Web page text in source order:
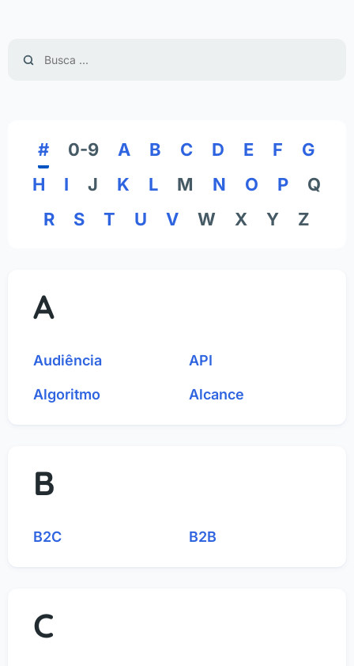
# 0-9 A B C D E F
G
H
I J K L M N O P
Q
R
S T U V W X Y Z
A
Audiência API
Algoritmo Alcance
B
B2C B2B
C